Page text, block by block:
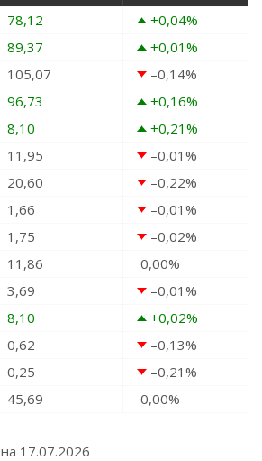
78,12 +0,04%
89,37 +0,01%
105,07 –0,14%
96,73 +0,16%
8,10 +0,21%
11,95 –0,01%
20,60 –0,22%
1,66 –0,01%
1,75 –0,02%
11,86 0,00%
3,69 –0,01%
8,10 +0,02%
0,62 –0,13%
0,25 –0,21%
45,69 0,00%
на 17.07.2026